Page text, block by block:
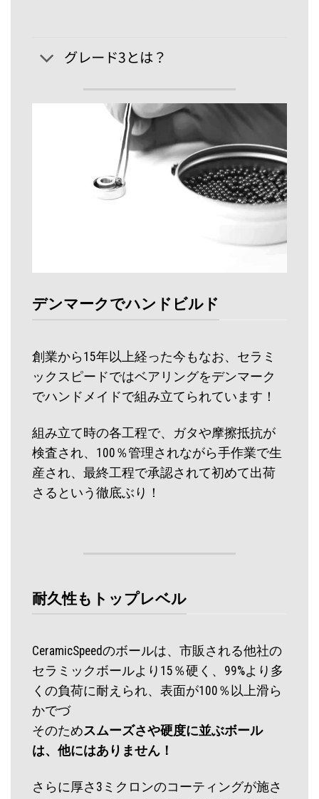
グレード3とは？
デンマークでハンドビルド
創業から15年以上経った今もなお、セラミ
ックスピードではベアリングをデンマーク
でハンドメイドで組み立てられています！
組み立て時の各工程で、ガタや摩擦抵抗が
検査され、100％管理されながら手作業で生
産され、最終工程で承認されて初めて出荷
さるという徹底ぶり！
耐久性もトップレベル
CeramicSpeedのボールは、市販される他社の
セラミックボールより15％硬く、99%より多
くの負荷に耐えられ、表面が100％以上滑ら
かでづ
そのためスムーズさや硬度に並ぶボール
は、他にはありません！
さらに厚さ3ミクロンのコーティングが施さ